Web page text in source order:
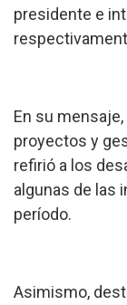
presidente e
En su
proyectos y
refirió a los
algunas de las
período.
Asimismo,